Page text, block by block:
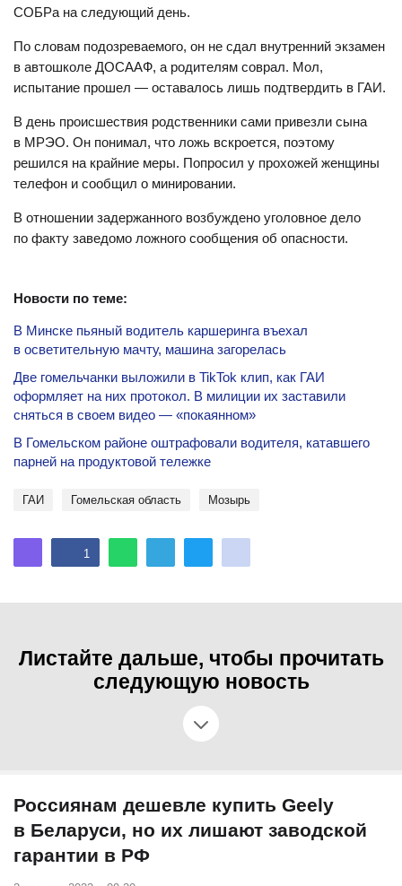
СОБРа на следующий день.
По словам подозреваемого, он не сдал внутренний экзамен
в автошколе ДОСААФ, а родителям соврал. Мол,
испытание прошел — оставалось лишь подтвердить в ГАИ.
В день происшествия родственники сами привезли сына
в МРЭО. Он понимал, что ложь вскроется, поэтому
решился на крайние меры. Попросил у прохожей женщины
телефон и сообщил о минировании.
В отношении задержанного возбуждено уголовное дело
по факту заведомо ложного сообщения об опасности.
Новости по теме:
В Минске пьяный водитель каршеринга въехал
в осветительную мачту, машина загорелась
Две гомельчанки выложили в TikTok клип, как ГАИ
оформляет на них протокол. В милиции их заставили
сняться в своем видео — «покаянном»
В Гомельском районе оштрафовали водителя, катавшего
парней на продуктовой тележке
ГАИ Гомельская область Мозырь
1
Листайте дальше, чтобы прочитать
следующую новость